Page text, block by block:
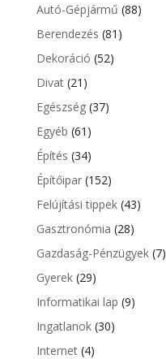
Autó-Gépjármű (88)
Berendezés (81)
Dekoráció (52)
Divat(21)
Egészség(37)
Egyéb (61)
Építés (34)
Építőipar(152)
Felújítási tippek(43)
Gasztronómia (28)
Gazdaság-Pénzügyek(7)
Gyerek(29)
Informatikai lap (9)
Ingatlanok(30)
Internet(4)